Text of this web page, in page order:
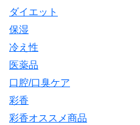
ダイエット
保湿
冷え性
医薬品
口腔/口臭ケア
彩香
彩香オススメ商品